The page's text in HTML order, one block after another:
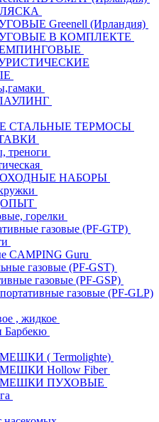
Greenell (Ирландия)
В КОМПЛЕКТЕ
СТАЛЬНЫЕ ТЕРМОСЫ
треноги
НАБОРЫ
горелки
газовые (PF-GTP)
CAMPING Guru
газовые (PF-GST)
газовые (PF-GSP)
газовые (PF-GLP)
, жидкое
Барбекю
( Termolighte)
Hollow Fiber
ПУХОВЫЕ